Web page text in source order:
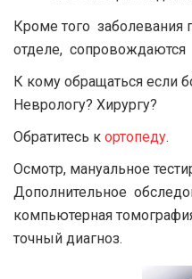
Кроме того заболевания
отделе, сопровождаются
К кому обращаться если
Неврологу? Хирургу?
Обратитесь к ортопеду.
Осмотр, мануальное
Дополнительное
компьютерная
точный диагноз.